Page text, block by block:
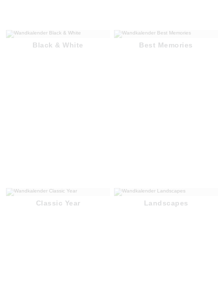
Black & White Best Memories
Classic Year Landscapes